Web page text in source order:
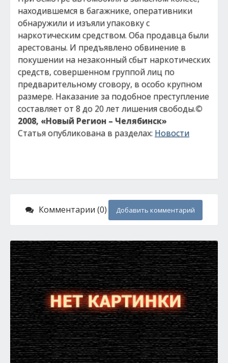
находившемся в багажнике, оперативники
обнаружили и изъяли упаковку с
наркотическим средством. Оба продавца были
арестованы. И предъявлено обвинение в
покушении на незаконный сбыт наркотических
средств, совершенном группой лиц по
предварительному сговору, в особо крупном
размере. Наказание за подобное преступление
составляет от 8 до 20 лет лишения свободы.©
2008, «Новый Регион – Челябинск»
Статья опубликована в разделах: Новости
Комментарии (0) Добавить комментарий